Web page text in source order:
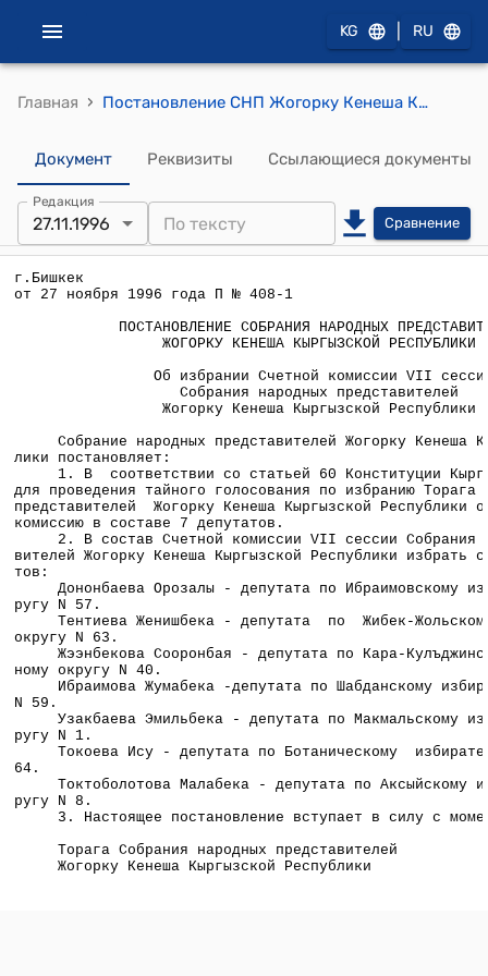
KG RU
Главная › Постановление СНП Жогорку Кенеша КР от 27 ноября 1996 года П № 408-1 "Об избрании Счетной комиссии VII сессии Собрания народных представителей Жогорку Кенеша Кыргызской Республики"
Документ Реквизиты Ссылающиеся документы
Редакция
27.11.1996 Сравнение